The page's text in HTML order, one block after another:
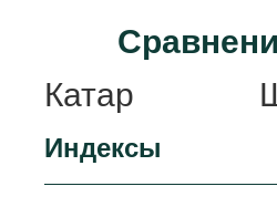
Аналитика
Профили
Стран
Ресурсы
Катар
Индексы